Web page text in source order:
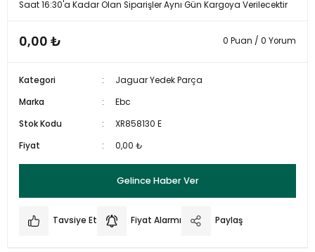
Saat 16:30'a Kadar Olan Siparişler Aynı Gün Kargoya Verilecektir
0,00 ₺ 0 Puan / 0 Yorum
Kategori
Jaguar Yedek Parça
Marka
Ebc
Stok Kodu
XR858130 E
Fiyat
0,00 ₺
Gelince Haber Ver
Tavsiye Et Fiyat Alarmı Paylaş